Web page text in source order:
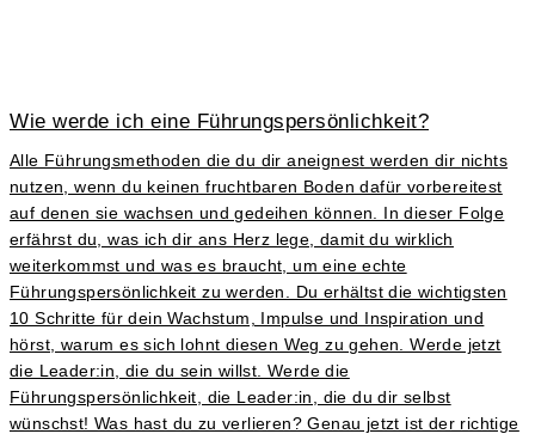
Wie werde ich eine Führungspersönlichkeit?
Alle Führungsmethoden die du dir aneignest werden dir nichts
nutzen, wenn du keinen fruchtbaren Boden dafür vorbereitest
auf denen sie wachsen und gedeihen können. In dieser Folge
erfährst du, was ich dir ans Herz lege, damit du wirklich
weiterkommst und was es braucht, um eine echte
Führungspersönlichkeit zu werden. Du erhältst die wichtigsten
10 Schritte für dein Wachstum, Impulse und Inspiration und
hörst, warum es sich lohnt diesen Weg zu gehen. Werde jetzt
die Leader:in, die du sein willst. Werde die
Führungspersönlichkeit, die Leader:in, die du dir selbst
wünschst! Was hast du zu verlieren? Genau jetzt ist der richtige